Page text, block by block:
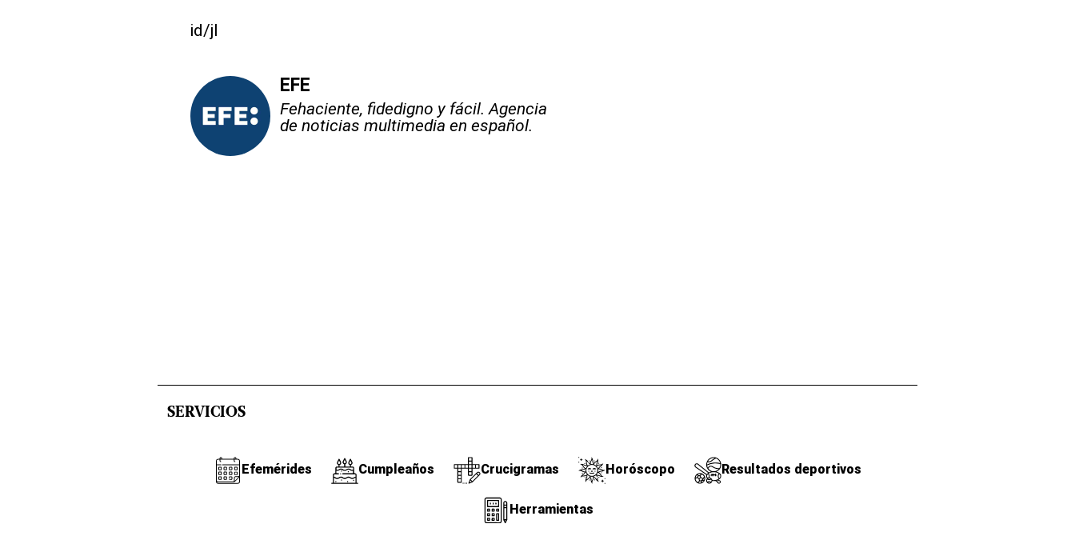
id/jl
EFE
Fehaciente, fidedigno y fácil. Agencia
de noticias multimedia en español.
SERVICIOS
Efemérides Cumpleaños Crucigramas Horóscopo Resultados deportivos
Herramientas